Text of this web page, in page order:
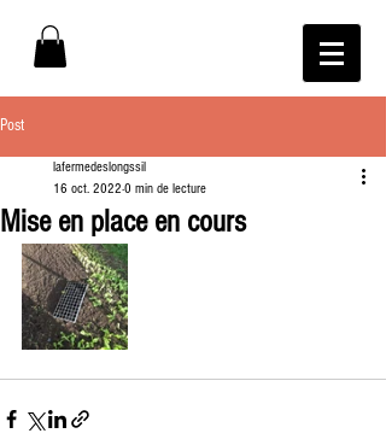
Post
Mise en place en cours
lafermedeslongssil
16 oct. 2022 0 min de lecture